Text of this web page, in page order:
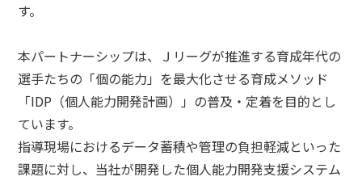
す。
本パートナーシップは、Ｊリーグが推進する育成年代の
選手たちの「個の能力」を最大化させる育成メソッド
「IDP （個人能力開発計画）」の普及・定着を目的とし
ています。
指導現場におけるデータ蓄積や管理の負担軽減といった
課題に対し、当社が開発した個人能力開発支援システム